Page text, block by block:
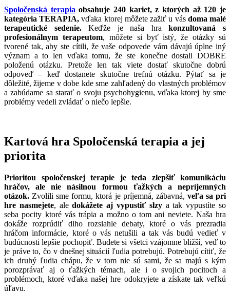
Spoločenská terapia obsahuje 240 kariet, z ktorých až 120 je
kategória TERAPIA,vďaka ktorej môžete zažiť u vás doma malé
terapeutické sedenie.Keďže je naša hrakonzultovaná s
profesionálnym terapeutom, môžete si byť istý, že otázky sú
tvorené tak, aby ste cítili, že vaše odpovede vám dávajú úplne iný
význam a to len vďaka tomu, že ste konečne dostali DOBRE
položenú otázku. Pretože len tak viete dostať skutočne dobrú
odpoveď – keď dostanete skutočne trefnú otázku. Pýtať sa je
dôležité, žijeme v dobe kde sme zahľadený do vlastných problémov
a zabúdame sa starať o svoju psychohygienu, vďaka ktorej by sme
problémy vedeli zvládať o niečo lepšie.
Kartová hra Spoločenská terapia a jej
priorita
Prioritou spoločenskej terapie je teda zlepšiť komunikáciu
hráčov, ale nie násilnou formou ťažkých a nepríjemných
otázok. Zvolili sme formu, ktorá je príjemná, zábavná, veľa sa pri
hre nasmejete, aledokážete aj vypustiť slzya tak vypustíte so
seba pocity ktoré vás trápia a možno o tom ani neviete. Naša hra
dokáže rozprúdiť dlho rozsiahle debaty, ktoré o vás prezradia
hráčom informácie, ktoré o vás netušili a tak vás budú vedieť v
budúcnosti lepšie pochopiť. Budete si všetci vzájomne bližší, veď to
je práve to, čo v dnešnej situácií ľudia potrebujú. Potrebujú cítiť, že
ich druhý ľudia chápu, že v tom nie sú sami, že sa majú s kým
porozprávať aj o ťažkých témach, ale i o svojich pocitoch a
problémoch, ktoré vďaka našej hre odokryjete a získate tak veľkú
úľavu.